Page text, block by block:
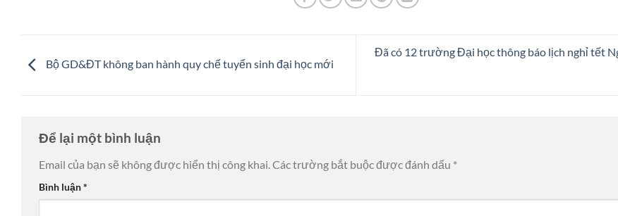
Bộ GD&ĐT không ban hành quy chế tuyển sinh đại học mới
Đã có 12 trường Đại học thông báo lịch nghỉ tết
Để lại một bình luận
Email của bạn sẽ không được hiển thị công khai.Các trường bắt buộc được đánh dấu *
Bình luận*